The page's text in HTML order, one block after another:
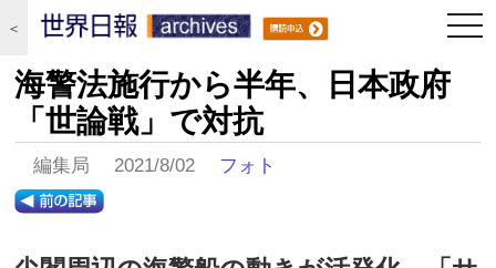
＜
海警法施行から半年、日本政府
「世論戦」で対抗
編集局 2021/8/02 フォト